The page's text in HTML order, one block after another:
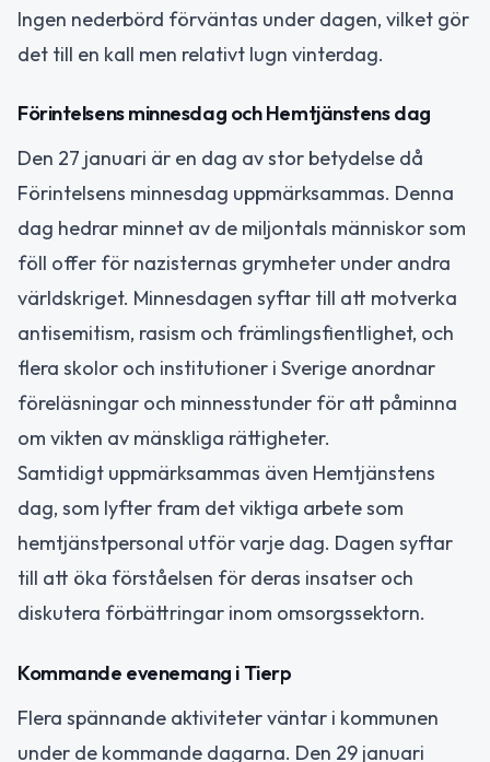
Ingen nederbörd förväntas under dagen, vilket gör
det till en kall men relativt lugn vinterdag.
Förintelsens minnesdag och Hemtjänstens dag
Den 27 januari är en dag av stor betydelse då
Förintelsens minnesdag uppmärksammas. Denna
dag hedrar minnet av de miljontals människor som
föll offer för nazisternas grymheter under andra
världskriget. Minnesdagen syftar till att motverka
antisemitism, rasism och främlingsfientlighet, och
flera skolor och institutioner i Sverige anordnar
föreläsningar och minnesstunder för att påminna
om vikten av mänskliga rättigheter.
Samtidigt uppmärksammas även Hemtjänstens
dag, som lyfter fram det viktiga arbete som
hemtjänstpersonal utför varje dag. Dagen syftar
till att öka förståelsen för deras insatser och
diskutera förbättringar inom omsorgssektorn.
Kommande evenemang i Tierp
Flera spännande aktiviteter väntar i kommunen
under de kommande dagarna. Den 29 januari